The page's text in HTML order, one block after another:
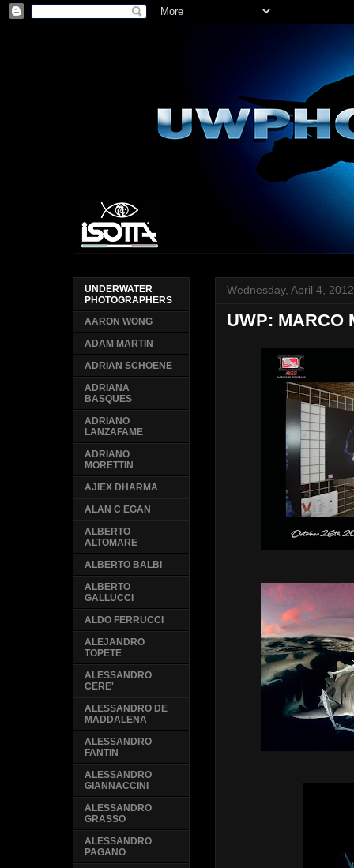
Wednesday, April 4, 2012
UWP: MARCO
UNDERWATER
PHOTOGRAPHERS
AARON WONG
ADAM MARTIN
ADRIAN SCHOENE
ADRIANA
BASQUES
ADRIANO
LANZAFAME
ADRIANO
MORETTIN
AJIEX DHARMA
ALAN C EGAN
ALBERTO
ALTOMARE
ALBERTO BALBI
ALBERTO
GALLUCCI
ALDO FERRUCCI
ALEJANDRO
TOPETE
ALESSANDRO
CERE'
ALESSANDRO DE
MADDALENA
ALESSANDRO
FANTIN
ALESSANDRO
GIANNACCINI
ALESSANDRO
GRASSO
ALESSANDRO
PAGANO